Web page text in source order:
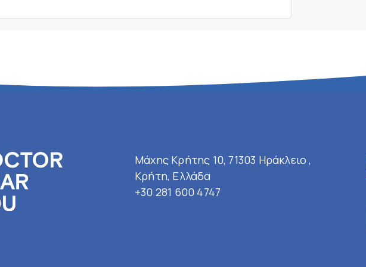
Μάχης Κρήτης 10, 71303 Ηράκλειο ,
Κρήτη, Ελλάδα
+30 281 600 4747